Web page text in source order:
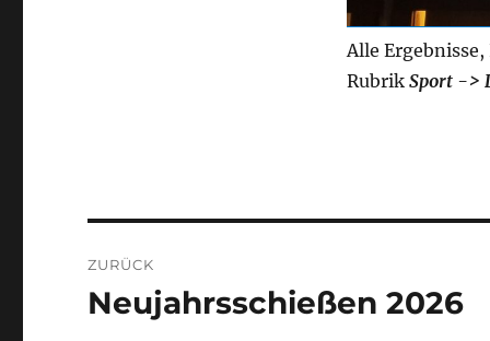
Alle
Rubrik Sport ->
ZURÜCK
Vorheriger
Neujahrsschießen 2026